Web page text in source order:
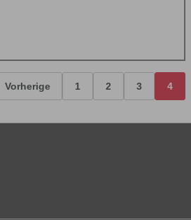
Vorherige 1 2 3 4